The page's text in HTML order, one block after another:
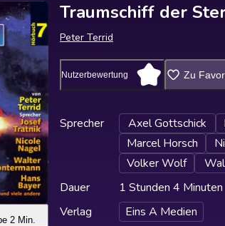
2 Min.
Traumschiff der
Peter Terrid
Nutzerbewertung Zu
Sprecher Axel Gottschick
Marcel Horsch
Volker Wolf
Dauer
1 Stunden 4 Minuten
Verlag
Eins A Medien